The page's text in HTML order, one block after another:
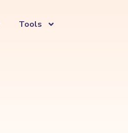
Tools